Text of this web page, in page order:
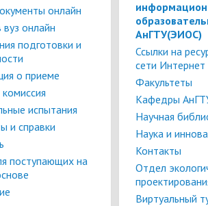
Финансово-хозяйственная
деятельность
Организация питания в
образовательной организации
Информация Министерства
высшего образования РФ
Международное
Информационная поддержка
сотрудников и обучающихся
вопросам коронавирусной
инфекции и организации
дистанционного обучения
платной основе
Для поступающих из ДНР,
Запорожской области и
Херсонской области
Дополнительный прием
онлайн
онлайн
подготовки и
о приеме
испытания
и справки
поступающих на
АнГТУ(ЭИОС)
Ссылки на
сети Интернет
Факультеты
Кафедры
Научная
Наука и
Контакты
Отдел
Виртуальный